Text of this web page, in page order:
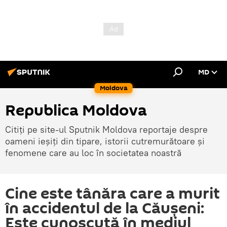
Moldova
MD
Republica Moldova
Citiți pe site-ul Sputnik Moldova reportaje despre
oameni ieșiți din tipare, istorii cutremurătoare și
fenomene care au loc în societatea noastră
Cine este tânăra care a murit
în accidentul de la Căușeni: